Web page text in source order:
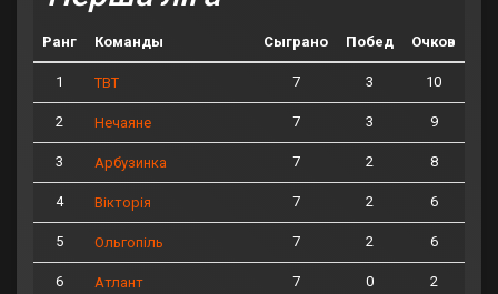
Ранг Команды Сыграно Побед Очков
1 ТВТ 7 3 10
2 Нечаяне 7 3 9
3 Арбузинка 7 2 8
4 Вікторія 7 2 6
5 Ольгопіль 7 2 6
6 Атлант 7 0 2